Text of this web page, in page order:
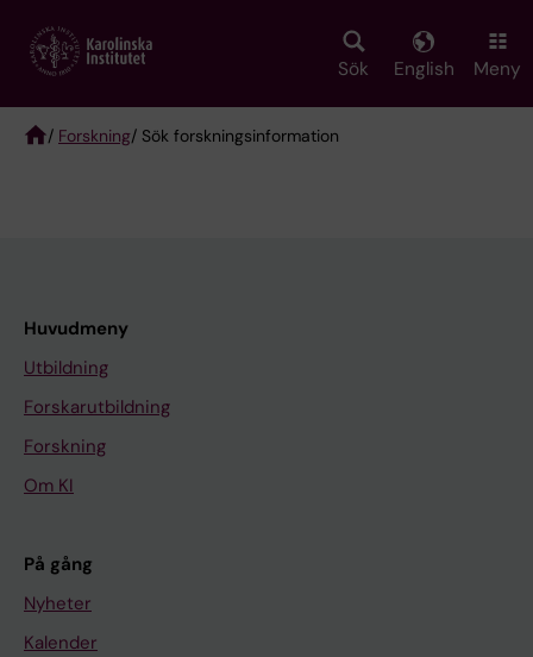
main
Sök English Meny
/ Forskning/ Sök forskningsinformation
Huvudmeny
Utbildning
Forskarutbildning
Forskning
Om KI
På gång
Nyheter
Kalender